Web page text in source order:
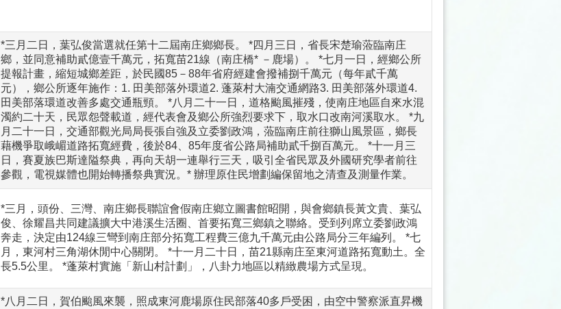
*三月二日，葉弘俊當選就任第十二屆南庄鄉鄉長。 *四月三日，省長宋楚瑜蒞臨南庄
鄉，並同意補助貳億壹千萬元，拓寬苗21線（南庄橋* －鹿場）。 *七月一日，經鄉公所
提報計畫，縮短城鄉差距，於民國85－88年省府經建會撥補捌千萬元（每年貳千萬
元），鄉公所逐年施作：1. 田美部落外環道2. 蓬萊村大湳交通網路3. 田美部落外環道4.
田美部落環道改善多處交通瓶頸。 *八月二十一日，道格颱風摧殘，使南庄地區自來水混
濁約二十天，民眾怨聲載道，經代表會及鄉公所強烈要求下，取水口改南河溪取水。 *九
月二十一日，交通部觀光局局長張自強及立委劉政鴻，蒞臨南庄前往獅山風景區，鄉長
藉機爭取峨嵋道路拓寬經費，後於84、85年度省公路局補助貳千捌百萬元。 *十一月三
日，賽夏族巴斯達隘祭典，再向天胡一連舉行三天，吸引全省民眾及外國研究學者前往
參觀，電視媒體也開始轉播祭典實況。* 辦理原住民增劃編保留地之清查及測量作業。
*三月，頭份、三灣、南庄鄉長聯誼會假南庄鄉立圖書館昭開，與會鄉鎮長黃文貴、葉弘
俊、徐耀昌共同建議擴大中港溪生活圈、首要拓寬三鄉鎮之聯絡。受到列席立委劉政鴻
奔走，決定由124線三彎到南庄部分拓寬工程費三億九千萬元由公路局分三年編列。 *七
月，東河村三角湖休閒中心關閉。 *十一月二十日，苗21縣南庄至東河道路拓寬動土。全
長5.5公里。 *蓬萊村實施「新山村計劃」，八卦力地區以精緻農場方式呈現。
*八月二日，賀伯颱風來襲，照成東河鹿場原住民部落40多戶受困，由空中警察派直昇機